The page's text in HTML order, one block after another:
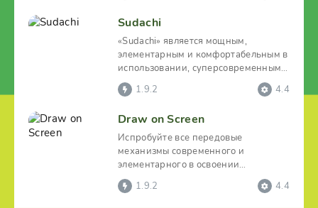
Sudachi
«Sudachi» является мощным,
элементарным и комфортабельным в
использовании, суперсовременным
Андроид-эмулятором,
1.9.2 4.4
Draw on Screen
Испробуйте все передовые
механизмы современного и
элементарного в освоении
графического редактора «Draw on
Screen»,
1.9.2 4.4